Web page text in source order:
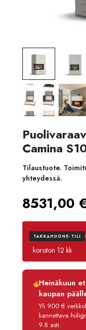
Camina
Tilaustuote.
yhteydessä.
8531,00 €
TAKKAHUONE-TILI
· koroton 12 kk
Luottoaika
Korko
Käsittelymaksu
Maksettava
Heinäkuun
kaupan
Yli 900 €
kannettava
9.8 asti.